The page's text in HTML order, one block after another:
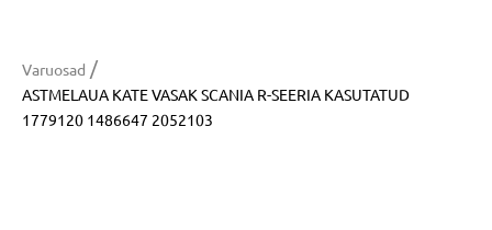
Varuosad /
ASTMELAUA KATE VASAK SCANIA R-SEERIA KASUTATUD
1779120 1486647 2052103